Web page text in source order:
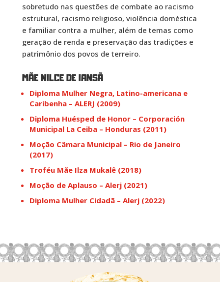
sobretudo nas questões de combate ao racismo
estrutural, racismo religioso, violência doméstica
e familiar contra a mulher, além de temas como
geração de renda e preservação das tradições e
patrimônio dos povos de terreiro.
MÃE NILCE DE IANSÃ
Diploma Mulher Negra, Latino-americana e
Caribenha – ALERJ (2009)
Diploma Huésped de Honor – Corporación
Municipal La Ceiba – Honduras (2011)
Moção Câmara Municipal – Rio de Janeiro
(2017)
Troféu Mãe Ilza Mukalê (2018)
Moção de Aplauso – Alerj (2021)
Diploma Mulher Cidadã – Alerj (2022)